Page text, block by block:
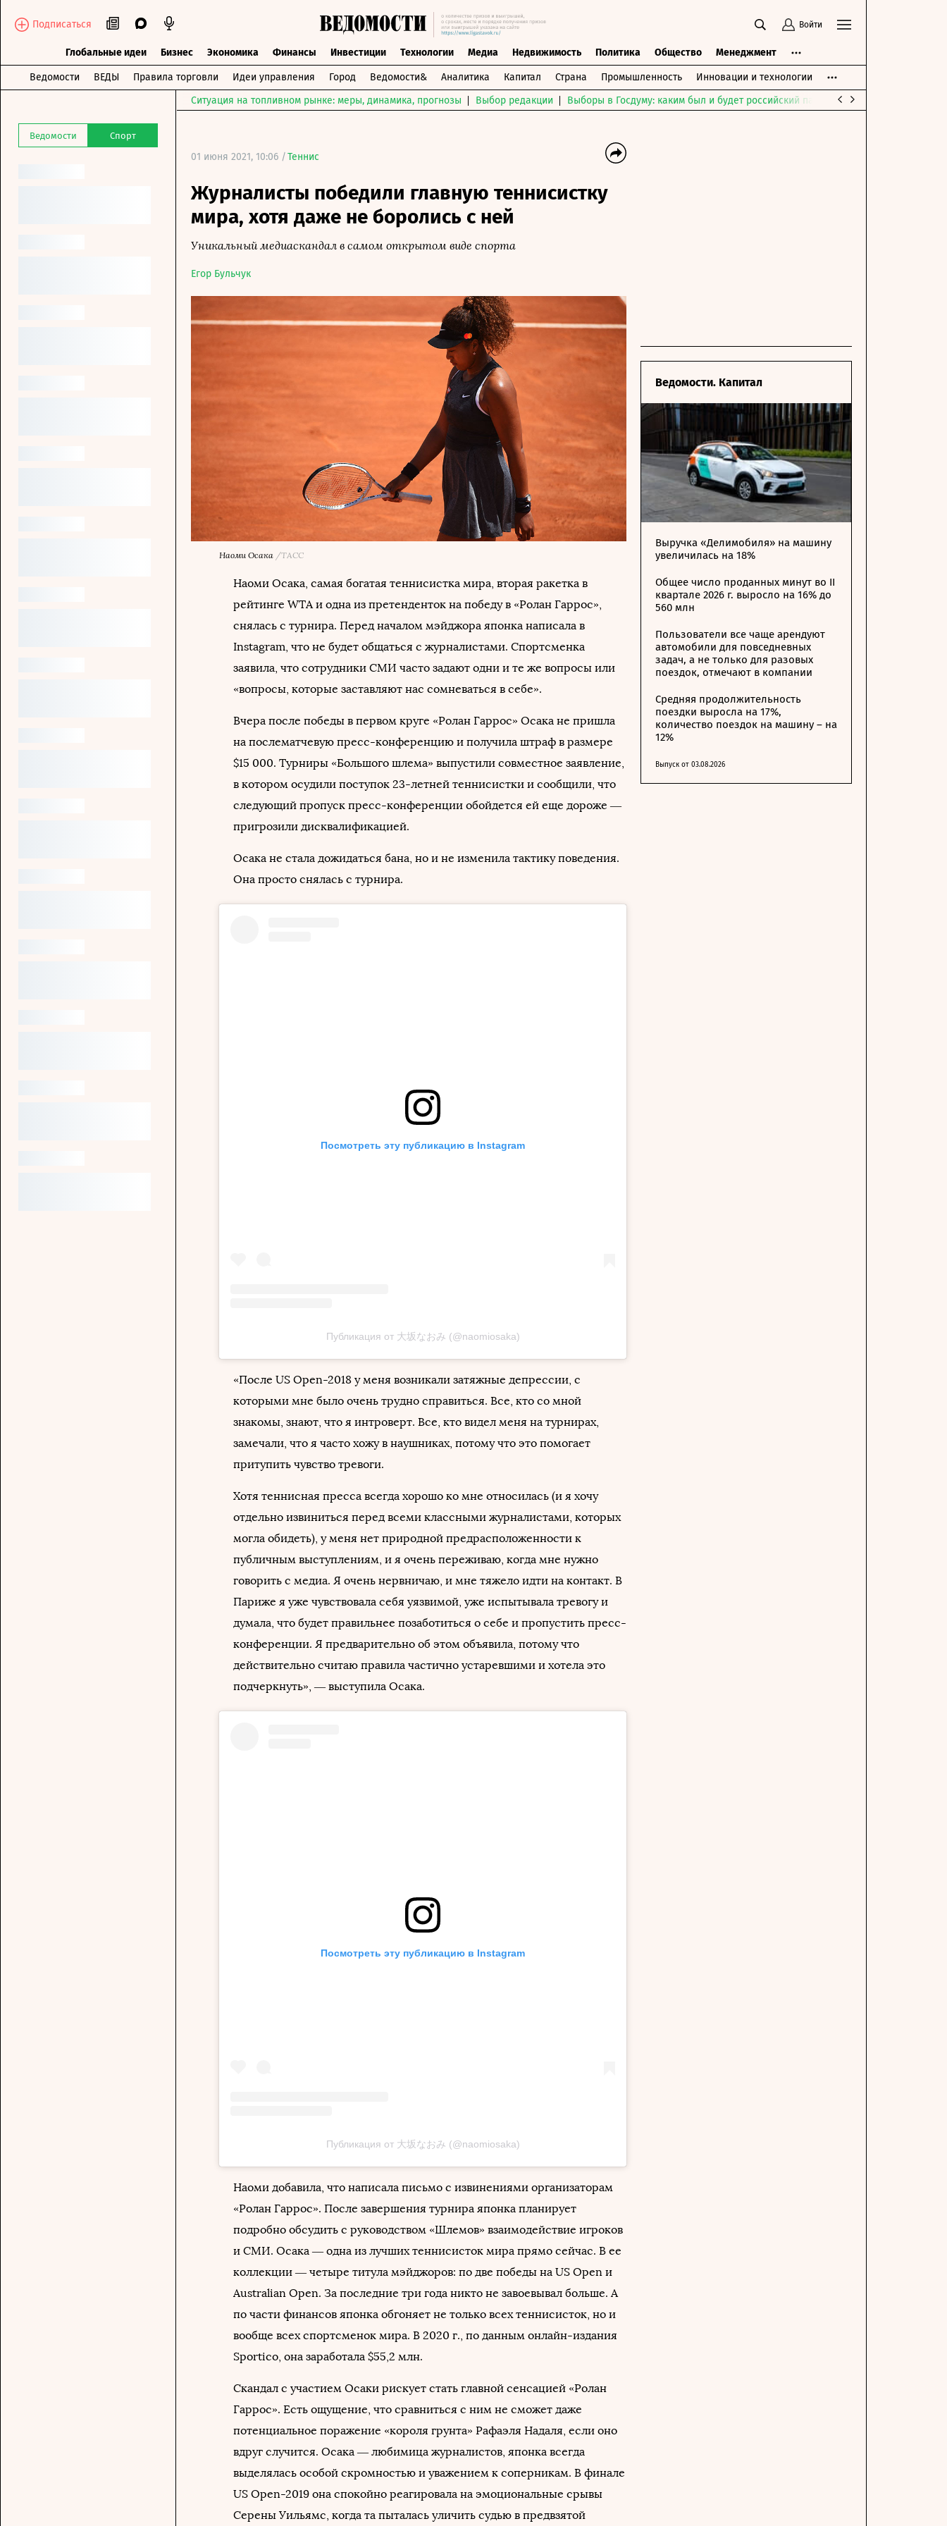
Подписаться Войти
Глобальные идеи Бизнес Экономика Финансы Инвестиции Технологии Медиа Недвижимость Политика Общество Менеджмент
Ведомости ВЕДЫ Правила торговли Идеи управления Город Ведомости& Аналитика Капитал Страна Промышленность Инновации и технологии
Ведомости Спорт
Ситуация на топливном рынке: меры, динамика, прогнозы Выбор редакции Выборы в Госдуму: каким был и будет российский парламент
01 июня 2021, 10:06 /Теннис
Журналисты победили главную теннисистку
мира, хотя даже не боролись с ней
Уникальный медиаскандал в самом открытом виде спорта
Егор Бульчук
Наоми Осака /ТАСС
Наоми Осака, самая богатая теннисистка мира, вторая ракетка в
рейтинге WTA и одна из претенденток на победу в «Ролан Гаррос»,
снялась с турнира. Перед началом мэйджора японка написала в
Instagram, что не будет общаться с журналистами. Спортсменка
заявила, что сотрудники СМИ часто задают одни и те же вопросы или
«вопросы, которые заставляют нас сомневаться в себе».
Вчера после победы в первом круге «Ролан Гаррос» Осака не пришла
на послематчевую пресс-конференцию и получила штраф в размере
$15 000. Турниры «Большого шлема» выпустили совместное заявление,
в котором осудили поступок 23-летней теннисистки и сообщили, что
следующий пропуск пресс-конференции обойдется ей еще дороже —
пригрозили дисквалификацией.
Осака не стала дожидаться бана, но и не изменила тактику поведения.
Она просто снялась с турнира.
Посмотреть эту публикацию в Instagram
Публикация от 大坂なおみ (@naomiosaka)
«После US Open-2018 у меня возникали затяжные депрессии, с
которыми мне было очень трудно справиться. Все, кто со мной
знакомы, знают, что я интроверт. Все, кто видел меня на турнирах,
замечали, что я часто хожу в наушниках, потому что это помогает
притупить чувство тревоги.
Хотя теннисная пресса всегда хорошо ко мне относилась (и я хочу
отдельно извиниться перед всеми классными журналистами, которых
могла обидеть), у меня нет природной предрасположенности к
публичным выступлениям, и я очень переживаю, когда мне нужно
говорить с медиа. Я очень нервничаю, и мне тяжело идти на контакт. В
Париже я уже чувствовала себя уязвимой, уже испытывала тревогу и
думала, что будет правильнее позаботиться о себе и пропустить пресс-
конференции. Я предварительно об этом объявила, потому что
действительно считаю правила частично устаревшими и хотела это
подчеркнуть», — выступила Осака.
Посмотреть эту публикацию в Instagram
Публикация от 大坂なおみ (@naomiosaka)
Наоми добавила, что написала письмо с извинениями организаторам
«Ролан Гаррос». После завершения турнира японка планирует
подробно обсудить с руководством «Шлемов» взаимодействие игроков
и СМИ. Осака — одна из лучших теннисисток мира прямо сейчас. В ее
коллекции — четыре титула мэйджоров: по две победы на US Open и
Australian Open. За последние три года никто не завоевывал больше. А
по части финансов японка обгоняет не только всех теннисисток, но и
вообще всех спортсменок мира. В 2020 г., по данным онлайн-издания
Sportico, она заработала $55,2 млн.
Скандал с участием Осаки рискует стать главной сенсацией «Ролан
Гаррос». Есть ощущение, что сравниться с ним не сможет даже
потенциальное поражение «короля грунта» Рафаэля Надаля, если оно
вдруг случится. Осака — любимица журналистов, японка всегда
выделялась особой скромностью и уважением к соперникам. В финале
US Open-2019 она спокойно реагировала на эмоциональные срывы
Серены Уильямс, когда та пыталась уличить судью в предвзятой
Ведомости. Капитал
Выручка «Делимобиля» на машину
увеличилась на 18%
Общее число проданных минут во II
квартале 2026 г. выросло на 16% до
560 млн
Пользователи все чаще арендуют
автомобили для повседневных
задач, а не только для разовых
поездок, отмечают в компании
Средняя продолжительность
поездки выросла на 17%,
количество поездок на машину – на
12%
Выпуск от 03.08.2026